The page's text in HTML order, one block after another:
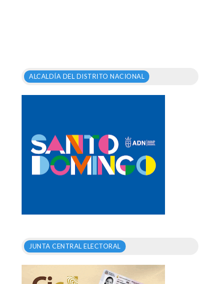
ALCALDÍA DEL DISTRITO NACIONAL
JUNTA CENTRAL ELECTORAL